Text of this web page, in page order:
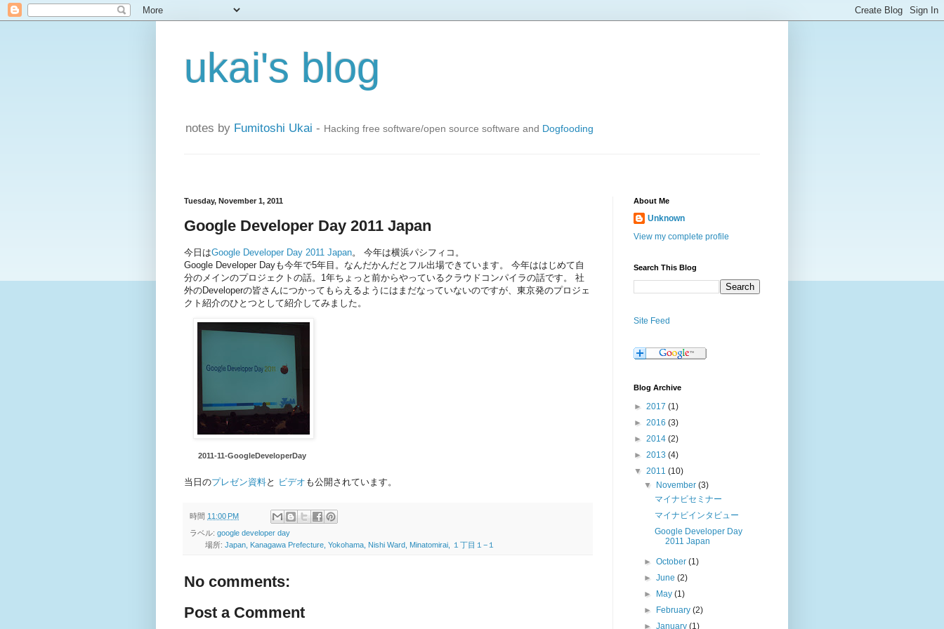
ukai's blog
notes by Fumitoshi Ukai - Hacking free software/open source software and Dogfooding
Tuesday, November 1, 2011
Google Developer Day 2011 Japan
今日はGoogle Developer Day 2011 Japan。 今年は横浜パシフィコ。
Google Developer Dayも今年で5年目。なんだかんだとフル出場できています。 今年ははじめて自
分のメインのプロジェクトの話。1年ちょっと前からやっているクラウドコンパイラの話です。 社
外のDeveloperの皆さんにつかってもらえるようにはまだなっていないのですが、東京発のプロジェ
クト紹介のひとつとして紹介してみました。
2011-11-GoogleDeveloperDay
当日のプレゼン資料と ビデオ も公開されています。
時間 11:00 PM
ラベル: google developer day
場所: Japan, Kanagawa Prefecture, Yokohama, Nishi Ward, Minatomirai, １丁目１−１
No comments:
Post a Comment
About Me
Unknown
View my complete profile
Search This Blog
Site Feed
Blog Archive
► 2017 (1)
► 2016 (3)
► 2014 (2)
► 2013 (4)
▼ 2011 (10)
▼
November(3)
マイナビセミナー
マイナビインタビュー
Google Developer Day
2011 Japan
►October(1)
►June(2)
►
May(1)
►
February(2)
►January(1)